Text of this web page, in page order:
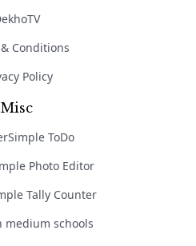
Conditions
Policy
Misc
ToDo
Photo Editor
Tally Counter
medium schools